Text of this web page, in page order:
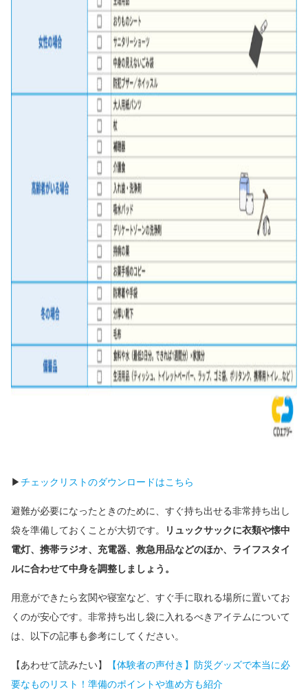
▶チェックリストのダウンロードはこちら
避難が必要になったときのために、すぐ持ち出せる非常持ち出し
袋を準備しておくことが大切です。
リュックサックに衣類や懐中
電灯、携帯ラジオ、充電器、救急用品などのほか、ライフスタイ
ルに合わせて中身を調整しましょう。
用意ができたら玄関や寝室など、すぐ手に取れる場所に置いてお
くのが安心です。非常持ち出し袋に入れるべきアイテムについて
は、以下の記事も参考にしてください。
【あわせて読みたい】
【体験者の声付き】防災グッズで本当に必
要なものリスト！準備のポイントや進め方も紹介